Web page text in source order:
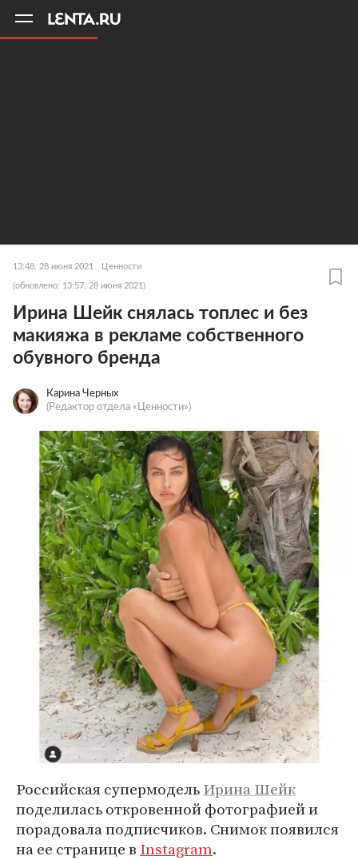
13:48, 28 июня 2021 Ценности
(обновлено: 13:57, 28 июня 2021)
Ирина Шейк снялась топлес и без
макияжа в рекламе собственного
обувного бренда
Карина Черных
(Редактор отдела «Ценности»)
Российская супермодельИрина Шейк
поделилась откровенной фотографией и
порадовала подписчиков. Снимок появился
на ее странице в Instagram.